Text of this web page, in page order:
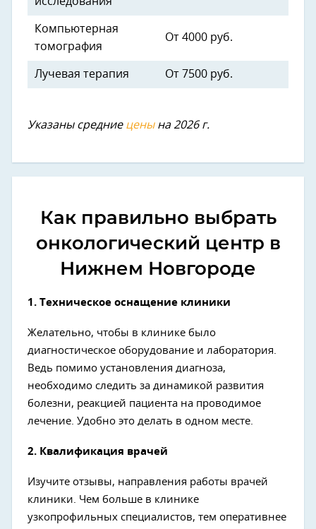
Компьютерная
томография
От 4000 руб.
Лучевая терапия От 7500 руб.
Указаны средние ценына 2026 г.
Как правильно выбрать
онкологический центр в
Нижнем Новгороде
1. Техническое оснащение клиники
Желательно, чтобы в клинике было
диагностическое оборудование и лаборатория.
Ведь помимо установления диагноза,
необходимо следить за динамикой развития
болезни, реакцией пациента на проводимое
лечение. Удобно это делать в одном месте.
2. Квалификация врачей
Изучите отзывы, направления работы врачей
клиники. Чем больше в клинике
узкопрофильных специалистов, тем оперативнее